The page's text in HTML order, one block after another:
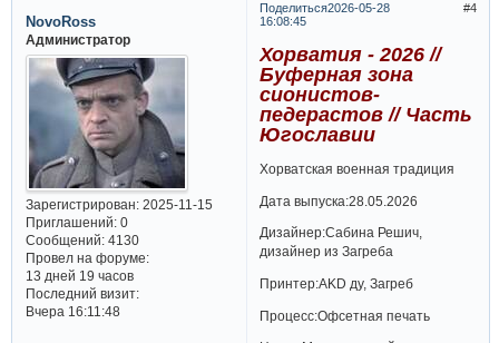
Поделиться 4
2026-05-28
16:08:45
NovoRoss
Администратор
Зарегистрирован: 2025-11-15
Приглашений:0
Сообщений:4130
Провел на форуме:
13 дней 19 часов
Последний визит:
Вчера 16:11:48
Хорватия - 2026 //
Буферная зона
сионистов-
педерастов // Часть
Югославии
Хорватская военная традиция
Дата выпуска:28.05.2026
Дизайнер:Сабина Решич,
дизайнер из Загреба
Принтер:AKD ду, Загреб
Процесс:Офсетная печать